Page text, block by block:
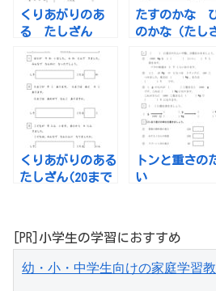
くりあがりのあ
る たしざん
(20までの たし
ざん）
たすのかな
のかな（たし
ん と ひきざ
ん）
くりあがりのある
たしざん(20まで
トンと重さの
い
[PR]小学生の学習におすすめ
幼・小・中学生向けの家庭学習